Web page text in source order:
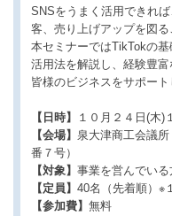
SNSをうまく活用できれ
客、売り上げアップを図る
本セミナーではTikTokの
活用法を解説し、経験豊
皆様のビジネスをサポート
【日時】
１０月２４日(木)
【会場】 泉大津商工会議
番７号）
【対象】事業を営んでい
【定員】40名（先着順）※
【参加費】無料